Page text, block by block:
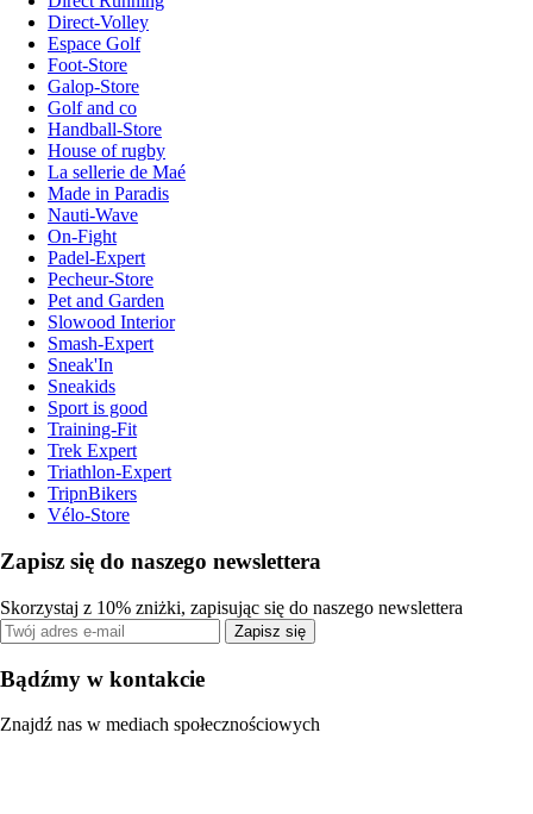
Direct-Volley
Espace Golf
Foot-Store
Galop-Store
Golf and co
Handball-Store
House of rugby
La sellerie de Maé
Made in Paradis
Nauti-Wave
On-Fight
Padel-Expert
Pecheur-Store
Pet and Garden
Slowood Interior
Smash-Expert
Sneak'In
Sneakids
Sport is good
Training-Fit
Trek Expert
Triathlon-Expert
TripnBikers
Vélo-Store
Zapisz się do naszego newslettera
Skorzystaj z 10% zniżki, zapisując się do naszego newslettera
Zapisz się
Bądźmy w kontakcie
Znajdź nas w mediach społecznościowych